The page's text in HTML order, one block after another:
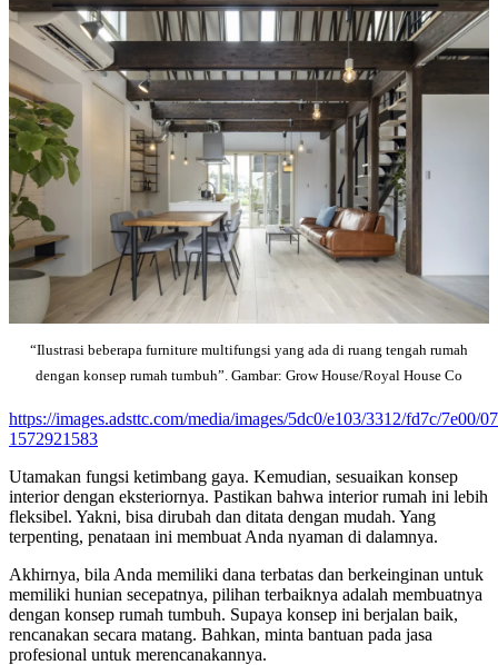
“Ilustrasi beberapa furniture multifungsi yang ada di ruang tengah rumah
dengan konsep rumah tumbuh”. Gambar: Grow House/Royal House Co
https://images.adsttc.com/media/images/5dc0/e103/3312/fd7c/7e00/
1572921583
Utamakan fungsi ketimbang gaya. Kemudian, sesuaikan konsep
interior dengan eksteriornya. Pastikan bahwa interior rumah ini lebih
fleksibel. Yakni, bisa dirubah dan ditata dengan mudah. Yang
terpenting, penataan ini membuat Anda nyaman di dalamnya.
Akhirnya, bila Anda memiliki dana terbatas dan berkeinginan untuk
memiliki hunian secepatnya, pilihan terbaiknya adalah membuatnya
dengan konsep rumah tumbuh. Supaya konsep ini berjalan baik,
rencanakan secara matang. Bahkan, minta bantuan pada jasa
profesional untuk merencanakannya.